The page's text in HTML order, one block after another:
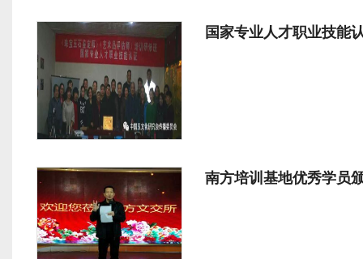
国家专业人才职业技能
南方培训基地优秀学员